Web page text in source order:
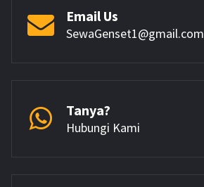
Email Us
SewaGenset1@gmail.com
Tanya?
Hubungi Kami